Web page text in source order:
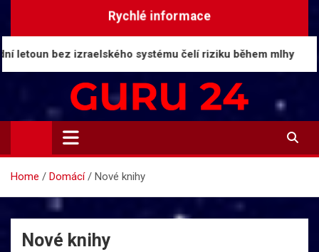
Rychlé informace
izraelského systému čelí riziku během mlhy
Guru24.cz
Press relations a informace
Home Domácí Nové knihy
Nové knihy